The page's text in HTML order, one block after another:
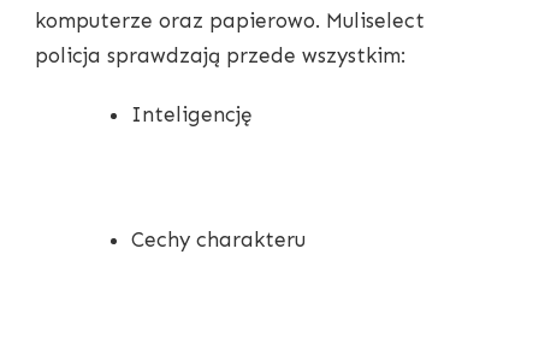
komputerze oraz papierowo. Muliselect
policja sprawdzają przede wszystkim:
Inteligencję
Cechy charakteru